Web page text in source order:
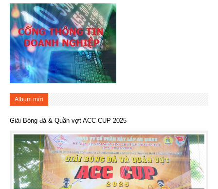
Album mới
Giải Bóng đá & Quần vợt ACC CUP 2025